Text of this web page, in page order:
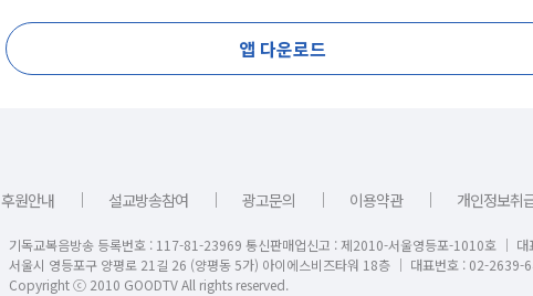
앱 다운로드
후원안내 ｜ 설교방송참여 ｜ 광고문의 ｜ 이용약관 ｜ 개인정보취
기독교복음방송 등록번호 : 117-81-23969 통신판매업신고 : 제2010-서울영등포-1010호 │ 대
서울시 영등포구 양평로 21길 26 (양평동 5가) 아이에스비즈타워 18층 │ 대표번호 : 02-2639-
Copyright ⓒ 2010 GOODTV All rights reserved.